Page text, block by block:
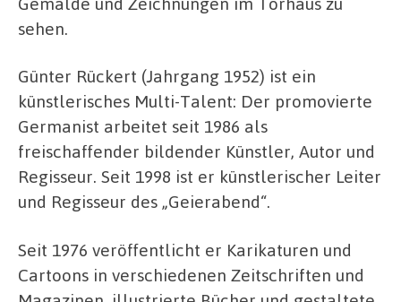
sehen.
Günter Rückert (Jahrgang 1952) ist ein
künstlerisches Multi-Talent: Der promovierte
Germanist arbeitet seit 1986 als
freischaffender bildender Künstler, Autor und
Regisseur. Seit 1998 ist er künstlerischer Leiter
und Regisseur des „Geierabend“.
Seit 1976 veröffentlicht er Karikaturen und
Cartoons in verschiedenen Zeitschriften und